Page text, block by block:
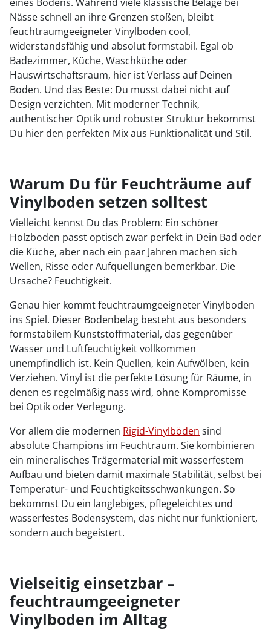
Nässe schnell an ihre Grenzen stoßen, bleibt
feuchtraumgeeigneter Vinylboden cool,
widerstandsfähig und absolut formstabil. Egal ob
Badezimmer, Küche, Waschküche oder
Hauswirtschaftsraum, hier ist Verlass auf Deinen
Boden. Und das Beste: Du musst dabei nicht auf
Design verzichten. Mit moderner Technik,
authentischer Optik und robuster Struktur bekommst
Du hier den perfekten Mix aus Funktionalität und Stil.
Warum Du für Feuchträume auf
Vinylboden setzen solltest
Vielleicht kennst Du das Problem: Ein schöner
Holzboden passt optisch zwar perfekt in Dein Bad oder
die Küche, aber nach ein paar Jahren machen sich
Wellen, Risse oder Aufquellungen bemerkbar. Die
Ursache? Feuchtigkeit.
Genau hier kommt feuchtraumgeeigneter Vinylboden
ins Spiel. Dieser Bodenbelag besteht aus besonders
formstabilem Kunststoffmaterial, das gegenüber
Wasser und Luftfeuchtigkeit vollkommen
unempfindlich ist. Kein Quellen, kein Aufwölben, kein
Verziehen. Vinyl ist die perfekte Lösung für Räume, in
denen es regelmäßig nass wird, ohne Kompromisse
bei Optik oder Verlegung.
Vor allem die modernen Rigid-Vinylböden sind
absolute Champions im Feuchtraum. Sie kombinieren
ein mineralisches Trägermaterial mit wasserfestem
Aufbau und bieten damit maximale Stabilität, selbst bei
Temperatur- und Feuchtigkeitsschwankungen. So
bekommst Du ein langlebiges, pflegeleichtes und
wasserfestes Bodensystem, das nicht nur funktioniert,
sondern auch begeistert.
Vielseitig einsetzbar –
feuchtraumgeeigneter
Vinylboden im Alltag